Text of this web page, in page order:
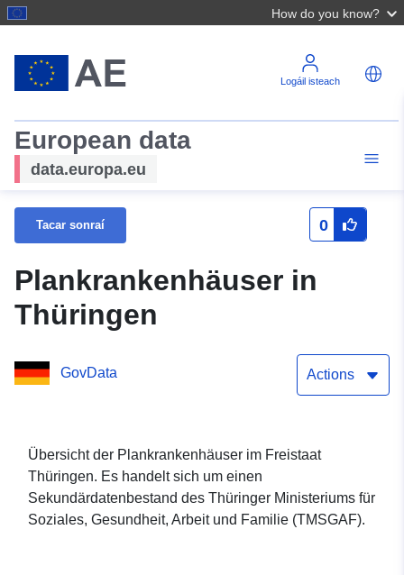
How do you know?
Logáil isteach
European data
data.europa.eu
Tacar sonraí 0
Plankrankenhäuser in
Thüringen
GovData Actions
Übersicht der Plankrankenhäuser im Freistaat
Thüringen. Es handelt sich um einen
Sekundärdatenbestand des Thüringer Ministeriums für
Soziales, Gesundheit, Arbeit und Familie (TMSGAF).